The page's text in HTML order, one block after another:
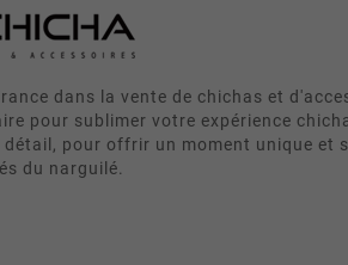
dans la vente de chichas et
pour sublimer votre expérience
pour offrir un moment unique et
du narguilé.